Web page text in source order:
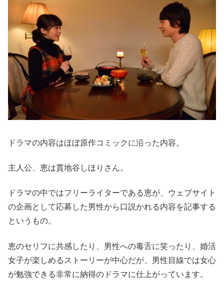
ドラマの内容はほぼ原作コミックに沿った内容。
主人公、恵は貫地谷しほりさん。
ドラマの中ではフリーライターである恵が、ウェブサイト
の企画として応募した男性から口説かれる内容を記事する
というもの。
恵のセリフに共感したり、男性への毒舌に笑ったり、婚活
女子が楽しめるストーリーが中心だが、男性目線では女心
が勉強できる非常に納得のドラマに仕上がっています。